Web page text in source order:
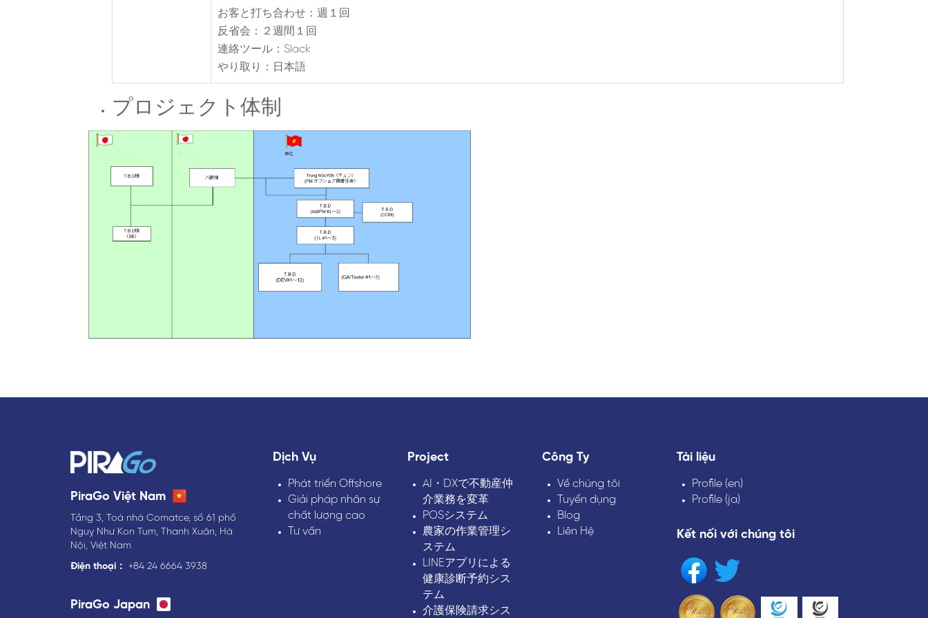
お客と打ち合わせ：週１回
反省会：２週間１回
連絡ツール：Slack
やり取り：日本語
プロジェクト体制
PiraGo Việt Nam
Tầng 3, Toà nhà Comatce, số 61 phố
Nguỵ Như Kon Tum, Thanh Xuân, Hà
Nội, Việt Nam
Điện thoại：
+84 24 6664 3938
PiraGo Japan
Dịch Vụ
Phát triển Offshore
Giải pháp nhân sự
chất lượng cao
Tư vấn
Project
AI・DXで不動産仲
介業務を変革
POSシステム
農家の作業管理シ
ステム
LINEアプリによる
健康診断予約シス
テム
介護保険請求シス
Công Ty
Về chúng tôi
Tuyển dụng
Blog
Liên Hệ
Tài liệu
Profile (en)
Profile (ja)
Kết nối với chúng tôi